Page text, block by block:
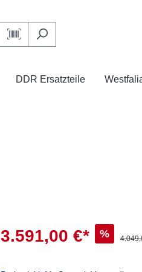
DDR Ersatzteile
3.591,00 €* %